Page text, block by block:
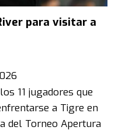
para visitar a
11 jugadores que
a Tigre en
del Torneo Apertura